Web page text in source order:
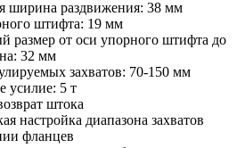
ширина раздвижения: 38 мм
штифта: 19 мм
размер от оси упорного штифта до
32 мм
захватов: 70-150 мм
усилие: 5 т
штока
настройка диапазона захватов
фланцев